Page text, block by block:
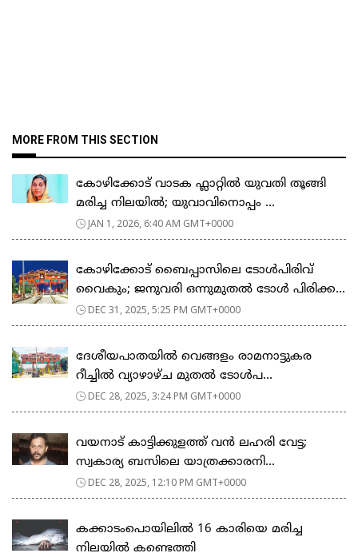
MORE FROM THIS SECTION
കോഴിക്കോട് വാടക ഫ്ലാറ്റിൽ യുവതി തൂങ്ങി
മരിച്ച നിലയിൽ; യുവാവിനൊപ്പം ...
JAN 1, 2026, 6:40 AM GMT+0000
കോഴിക്കോട് ബൈപ്പാസിലെ ടോൾപിരിവ്
വൈകും; ജനുവരി ഒന്നുമുതൽ ടോൾ പിരിക്ക...
DEC 31, 2025, 5:25 PM GMT+0000
ദേശീയപാതയില്‍ വെങ്ങളം രാമനാട്ടുകര
റീച്ചില്‍ വ്യാഴാഴ്ച മുതല്‍ ടോള്‍പ...
DEC 28, 2025, 3:24 PM GMT+0000
വയനാട് കാട്ടിക്കുളത്ത് വന്‍ ലഹരി വേട്ട;
സ്വകാര്യ ബസിലെ യാത്രക്കാരനി...
DEC 28, 2025, 12:10 PM GMT+0000
കക്കാടംപൊയിലിൽ 16 കാരിയെ മരിച്ച
നിലയിൽ കണ്ടെത്തി